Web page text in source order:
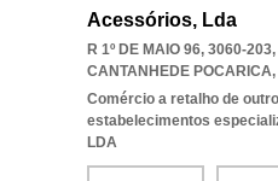
Acessórios, Lda
R 1º DE MAIO 96, 3060-203,
CANTANHEDE POCARICA,
Comércio a retalho de
estabelecimentos
LDA